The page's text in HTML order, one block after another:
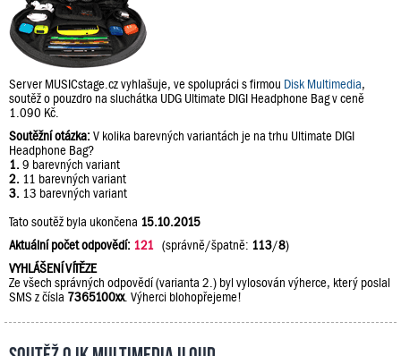
Server MUSICstage.cz vyhlašuje, ve spolupráci s firmou Disk Multimedia,
soutěž o pouzdro na sluchátka UDG Ultimate DIGI Headphone Bag v ceně
1.090 Kč.
Soutěžní otázka:V kolika barevných variantách je na trhu Ultimate DIGI
Headphone Bag?
1. 9 barevných variant
2. 11 barevných variant
3. 13 barevných variant
Tato soutěž byla ukončena 15.10.2015
Aktuální počet odpovědí: 121 (správně/špatně: 113/8)
VYHLÁŠENÍ VÍTĚZE
Ze všech správných odpovědí (varianta 2.) byl vylosován výherce, který poslal
SMS z čísla 7365100xx. Výherci blohopřejeme!